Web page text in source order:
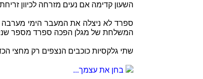
השעון קדימה אם נעים מזרחה לכיוון
ספרד לא ניצלה את המעבר הימי מערבה
המשלחת של מגלן הפכה ספרד מספר
שתי גלקסיות כוכבים הנצפים רק מחצי
בחן את עצמך...